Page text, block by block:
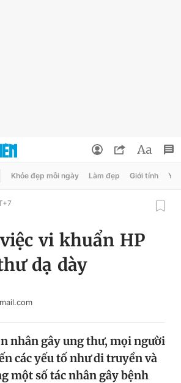
ĐẶT BÁO
Tin 360
Khỏe đẹp mỗi ngày Làm đẹp Giới tính Y
vi khuẩn HP
dạ dày
nhân gây ung thư, mọi người
các yếu tố như di truyền và
một số tác nhân gây bệnh